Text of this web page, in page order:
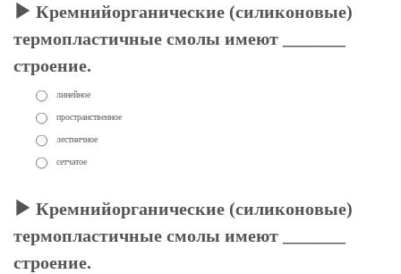
Кремнийорганические (силиконовые)
термопластичные смолы имеют _______
строение.
линейное
пространственное
лестничное
сетчатое
Кремнийорганические (силиконовые)
термопластичные смолы имеют _______
строение.